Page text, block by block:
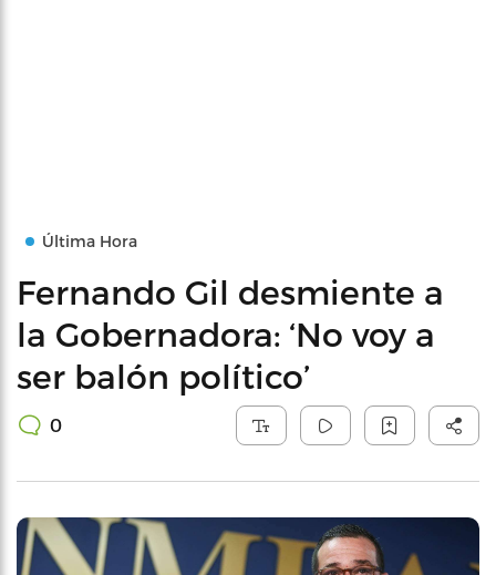
Última Hora
Fernando Gil desmiente a
la Gobernadora: ‘No voy a
ser balón político’
0